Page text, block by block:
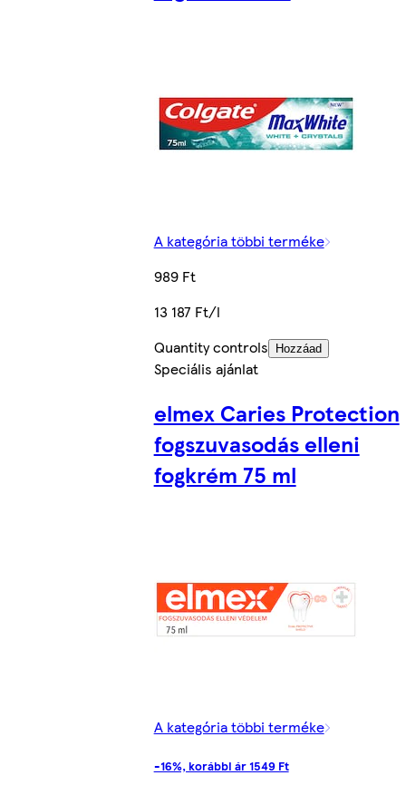
A kategória többi terméke
989 Ft
13 187 Ft/l
Quantity controls
Hozzáad
Speciális ajánlat
elmex Caries Protection
fogszuvasodás elleni
fogkrém 75 ml
A kategória többi terméke
-16%, korábbi ár 1549 Ft